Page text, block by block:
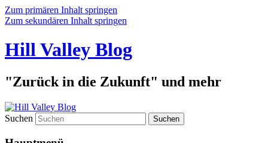
Zum primären Inhalt springen
Zum sekundären Inhalt springen
Hill Valley Blog
"Zurück in die Zukunft" und mehr
Suchen